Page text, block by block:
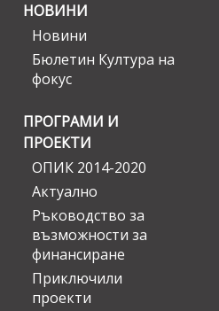
НОВИНИ
Новини
Бюлетин Култура на
фокус
ПРОГРАМИ И
ПРОЕКТИ
ОПИК 2014-2020
Актуално
Ръководство за
възможности за
финансиране
Приключили
проекти